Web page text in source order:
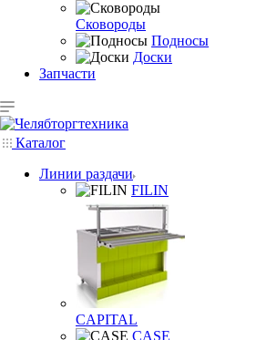
Сковороды
Подносы
Доски
Запчасти
Каталог
Линии раздачи
FILIN
CAPITAL
CASE